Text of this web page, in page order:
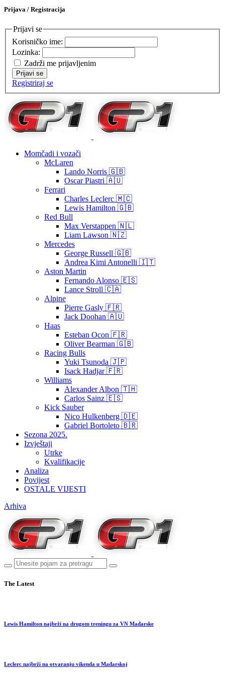
Prijava / Registracija
Prijavi se
Korisničko ime:
Lozinka:
Zadrži me prijavljenim
Prijavi se
Registriraj se
Momčadi i vozači
McLaren
Lando Norris 🇬🇧
Oscar Piastri 🇦🇺
Ferrari
Charles Leclerc 🇲🇨
Lewis Hamilton 🇬🇧
Red Bull
Max Verstappen 🇳🇱
Liam Lawson 🇳🇿
Mercedes
George Russell 🇬🇧
Andrea Kimi Antonelli 🇮🇹
Aston Martin
Fernando Alonso 🇪🇸
Lance Stroll 🇨🇦
Alpine
Pierre Gasly 🇫🇷
Jack Doohan 🇦🇺
Haas
Esteban Ocon 🇫🇷
Oliver Bearman 🇬🇧
Racing Bulls
Yuki Tsunoda 🇯🇵
Isack Hadjar 🇫🇷
Williams
Alexander Albon 🇹🇭
Carlos Sainz 🇪🇸
Kick Sauber
Nico Hulkenberg 🇩🇪
Gabriel Bortoleto 🇧🇷
Sezona 2025.
Izvještaji
Utrke
Kvalifikacije
Analiza
Povijest
OSTALE VIJESTI
Arhiva
The Latest
Lewis Hamilton najbrži na drugom treningu za VN Mađarske
Leclerc najbrži na otvaranju vikenda u Mađarskoj